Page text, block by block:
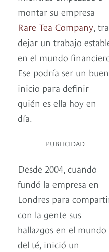
montar su empresa
Rare Tea Company ,
dejar un trabajo
en el mundo
Ese podría ser un buen
inicio para definir
quién es ella hoy en
día.
PUBLICIDAD
Desde 2004, cuando
fundó la empresa en
Londres para
con la gente sus
hallazgos en el mundo
del té, inició un